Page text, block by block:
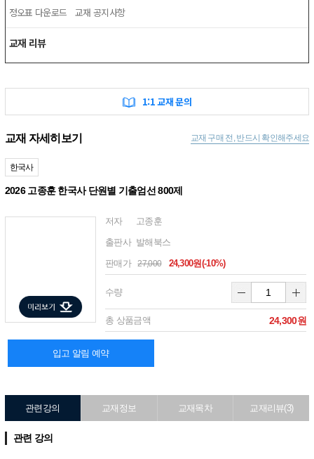
정오표 다운로드 교재 공지사항
교재 리뷰
1:1 교재 문의
교재 자세히보기 교재 구매 전, 반드시 확인해주세요
한국사
2026 고종훈 한국사 단원별 기출엄선 800제
저자 고종훈
출판사 발해북스
판매가 27,000 24,300원(-10%)
수량
총 상품금액 24,300원
입고 알림 예약
관련강의 교재정보 교재목차 교재리뷰(3)
관련 강의